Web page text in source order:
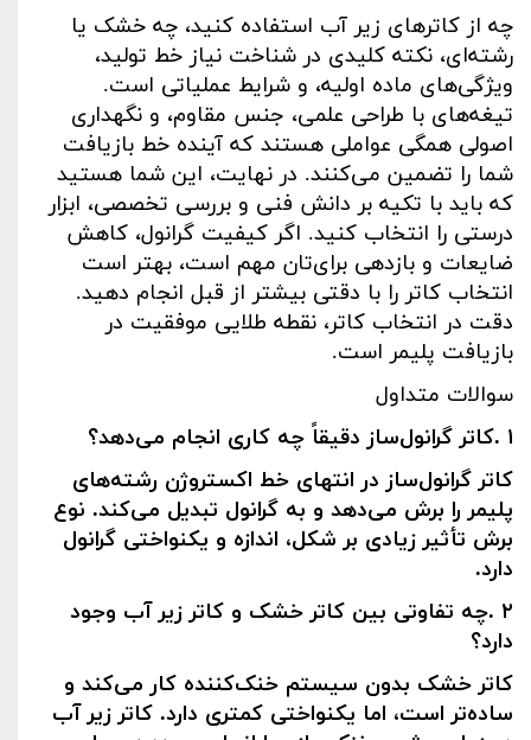
چه از کاترهای زیر آب استفاده کنید، چه خشک یا
رشته‌ای، نکته کلیدی در شناخت نیاز خط تولید،
ویژگی‌های ماده اولیه، و شرایط عملیاتی است.
تیغه‌های با طراحی علمی، جنس مقاوم، و نگهداری
اصولی همگی عواملی هستند که آینده خط بازیافت
شما را تضمین می‌کنند. در نهایت، این شما هستید
که باید با تکیه بر دانش فنی و بررسی تخصصی، ابزار
درستی را انتخاب کنید. اگر کیفیت گرانول، کاهش
ضایعات و بازدهی برای‌تان مهم است، بهتر است
انتخاب کاتر را با دقتی بیشتر از قبل انجام دهید.
دقت در انتخاب کاتر، نقطه طلایی موفقیت در
بازیافت پلیمر است.
سوالات متداول
۱ .کاتر گرانول‌ساز دقیقاً چه کاری انجام می‌دهد؟
کاتر گرانول‌ساز در انتهای خط اکستروژن رشته‌های
پلیمر را برش می‌دهد و به گرانول تبدیل می‌کند. نوع
برش تأثیر زیادی بر شکل، اندازه و یکنواختی گرانول
دارد.
۲ .چه تفاوتی بین کاتر خشک و کاتر زیر آب وجود
دارد؟
کاتر خشک بدون سیستم خنک‌کننده کار می‌کند و
ساده‌تر است، اما یکنواختی کمتری دارد. کاتر زیر آب